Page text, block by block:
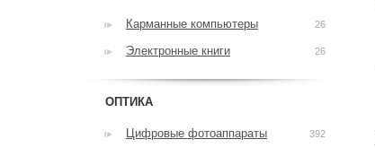
Карманные компьютеры 26
Электронные книги 26
ОПТИКА
Цифровые фотоаппараты 392